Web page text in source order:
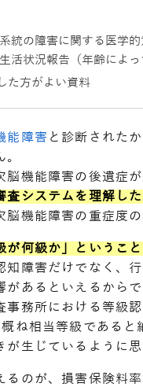
統の障害に関する医学
活状況報告（年齢によっ
た方がよい資料
能障害 と診断された
脳機能障害の後遺症
査システムを理解し
脳機能障害の重症度
が何級か」というこ
知障害だけでなく、
があるといえるからで
事務所における等級
ね相当等級である
が生じているように思
るのが、損害保険料